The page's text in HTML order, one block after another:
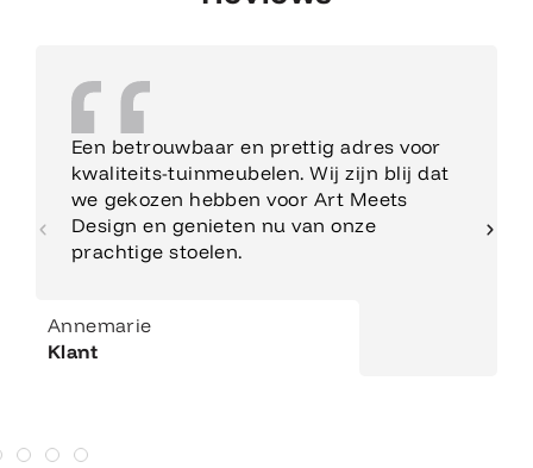
Een betrouwbaar en prettig adres voor
kwaliteits-tuinmeubelen. Wij zijn blij dat
we gekozen hebben voor Art Meets
Design en genieten nu van onze
prachtige stoelen.
Annemarie
Klant